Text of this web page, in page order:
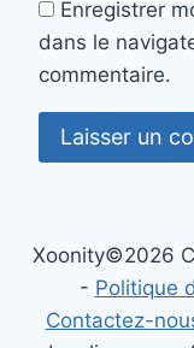
Enregistrer
dans le
commentaire.
Xoonity©2026
- Politique
Contactez-